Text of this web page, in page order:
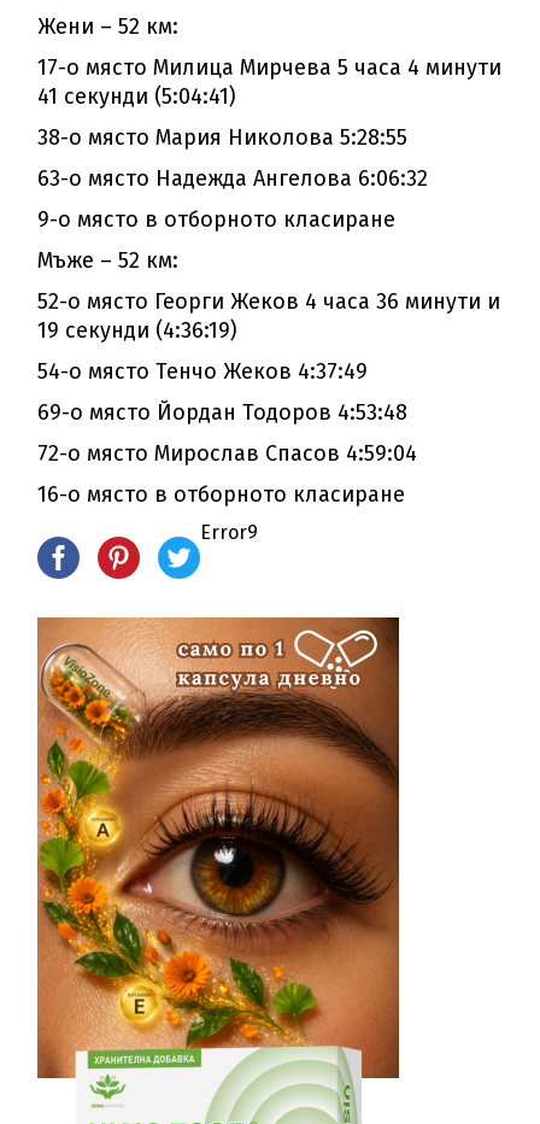
Жени – 52 км:
17-о място Милица Мирчева 5 часа 4 минути
41 секунди (5:04:41)
38-о място Мария Николова 5:28:55
63-о място Надежда Ангелова 6:06:32
9-о място в отборното класиране
Мъже – 52 км:
52-о място Георги Жеков 4 часа 36 минути и
19 секунди (4:36:19)
54-о място Тенчо Жеков 4:37:49
69-о място Йордан Тодоров 4:53:48
72-о място Мирослав Спасов 4:59:04
16-о място в отборното класиране
Error9